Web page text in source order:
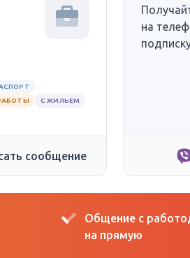
С ЖИЛЬЕМ
сообщение
на
Общение с
на прямую